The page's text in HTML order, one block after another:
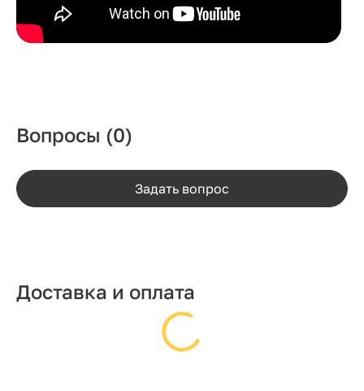
Вопросы (0)
Задать вопрос
Доставка и оплата